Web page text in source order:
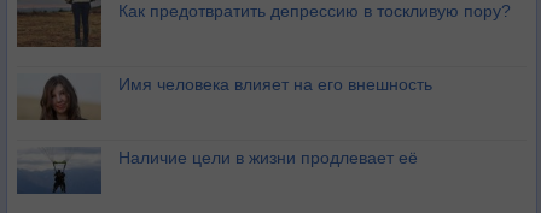
Как предотвратить депрессию в тоскливую пору?
Имя человека влияет на его внешность
Наличие цели в жизни продлевает её